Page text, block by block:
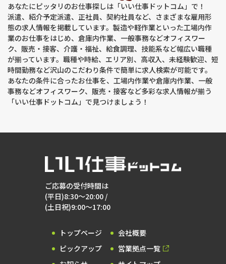
あなたにピッタリのお仕事探しは「いい仕事ドットコム」で！
派遣、紹介予定派遣、正社員、契約社員など、さまざまな雇用形
態の求人情報を掲載しています。製造や軽作業といった工場内作
業のお仕事をはじめ、倉庫内作業、一般事務などオフィスワー
ク、販売・接客、介護・福祉、給食調理、技能系など幅広い職種
が揃っています。職種や時給、エリア別、高収入、未経験歓迎、短
時間勤務など沢山のこだわり条件で簡単に求人検索が可能です。
あなたの条件に合ったお仕事を、工場内作業や倉庫内作業、一般
事務などオフィスワーク、販売・接客など多彩な求人情報が揃う
「いい仕事ドットコム」で見つけましょう！
ご応募の受付時間は
(平日)8:30～20:00 /
(土日祝)9:00～17:00
トップページ
ピックアップ
会社概要
営業拠点一覧